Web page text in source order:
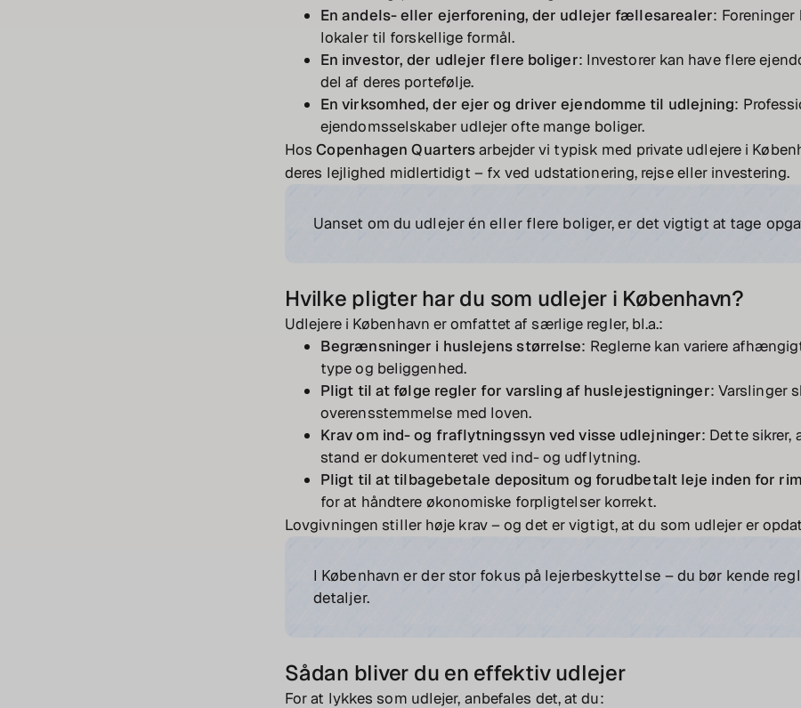
En andels- eller ejerforening, der udlejer fællesarealer:
lokaler til forskellige formål.
En investor, der udlejer flere boliger: Investorer kan have flere
del af deres portefølje.
En virksomhed, der ejer og driver ejendomme til udlejning:
ejendomsselskaber udlejer ofte mange boliger.
HosCopenhagen Quartersarbejder vi typisk med private udlejere i
deres lejlighed midlertidigt – fx ved udstationering, rejse eller investering.
Uanset om du udlejer én eller flere boliger, er det vigtigt at tage
Hvilke pligter har du som udlejer i København?
Udlejere i København er omfattet af særlige regler, bl.a.:
Begrænsninger i huslejens størrelse: Reglerne kan variere
type og beliggenhed.
Pligt til at følge regler for varsling af huslejestigninger: Varslinger
overensstemmelse med loven.
Krav om ind- og fraflytningssyn ved visse udlejninger: Dette sikrer,
stand er dokumenteret ved ind- og udflytning.
Pligt til at tilbagebetale depositum og forudbetalt leje inden for
for at håndtere økonomiske forpligtelser korrekt.
Lovgivningen stiller høje krav – og det er vigtigt, at du som udlejer er
I København er der stor fokus på lejerbeskyttelse – du bør kende
detaljer.
Sådan bliver du en effektiv udlejer
For at lykkes som udlejer, anbefales det, at du: